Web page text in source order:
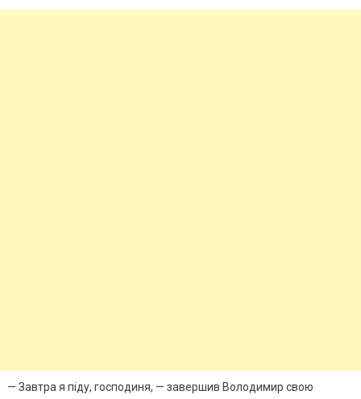
— Завтра я піду, господиня, — завершив Володимир свою